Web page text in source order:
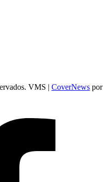
VMS | CoverNews por